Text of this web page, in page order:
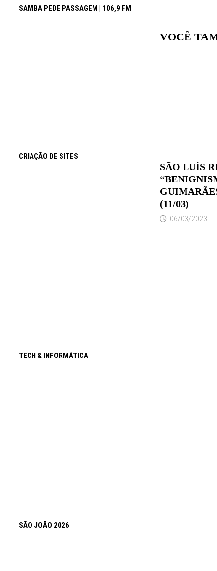
VOCÊ
SÃO LUÍS
(11/03)
06/03/2023
SAMBA PEDE PASSAGEM | 106,9 FM
CRIAÇÃO DE SITES
TECH & INFORMÁTICA
SÃO JOÃO 2026